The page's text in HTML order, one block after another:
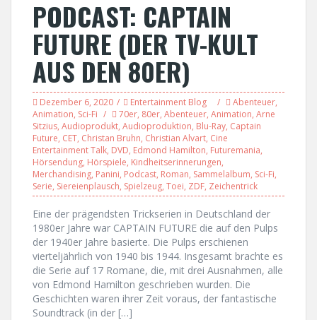
PODCAST: CAPTAIN
FUTURE (DER TV-KULT
AUS DEN 80ER)
Dezember 6, 2020 Entertainment Blog Abenteuer,
Animation, Sci-Fi 70er, 80er, Abenteuer, Animation, Arne
Sitzius, Audioprodukt, Audioproduktion, Blu-Ray, Captain
Future, CET, Christan Bruhn, Christian Alvart, Cine
Entertainment Talk, DVD, Edmond Hamilton, Futuremania,
Hörsendung, Hörspiele, Kindheitserinnerungen,
Merchandising, Panini, Podcast, Roman, Sammelalbum, Sci-Fi,
Serie, Siereienplausch, Spielzeug, Toei, ZDF, Zeichentrick
Eine der prägendsten Trickserien in Deutschland der
1980er Jahre war CAPTAIN FUTURE die auf den Pulps
der 1940er Jahre basierte. Die Pulps erschienen
vierteljährlich von 1940 bis 1944. Insgesamt brachte es
die Serie auf 17 Romane, die, mit drei Ausnahmen, alle
von Edmond Hamilton geschrieben wurden. Die
Geschichten waren ihrer Zeit voraus, der fantastische
Soundtrack (in der […]